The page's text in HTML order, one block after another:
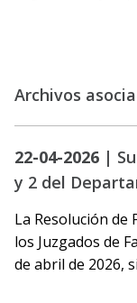
Archivos
22-04-2026 |
y 2 del
La Resolución de
los Juzgados de
de abril de 2026,